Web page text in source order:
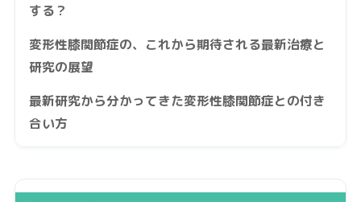
する？
変形性膝関節症の、これから期待される最新治療と
研究の展望
最新研究から分かってきた変形性膝関節症との付き
合い方